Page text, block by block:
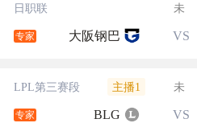
日职联 未
专家 大阪钢巴 VS
LPL第三赛段 主播1 未
专家 BLG VS